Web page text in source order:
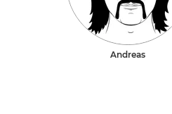
Andreas